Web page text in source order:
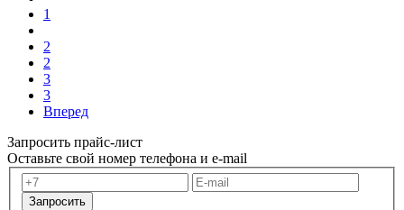
1
2
2
3
3
Вперед
Запросить прайс-лист
Оставьте свой номер телефона и e-mail
Запросить